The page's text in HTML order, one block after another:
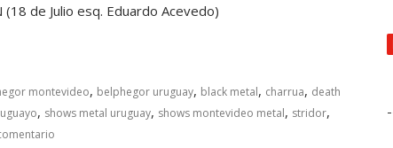
(18 de Julio esq. Eduardo Acevedo)
montevideo, belphegor uruguay, black metal, charrua, death
, shows metal uruguay, shows montevideo metal, stridor,